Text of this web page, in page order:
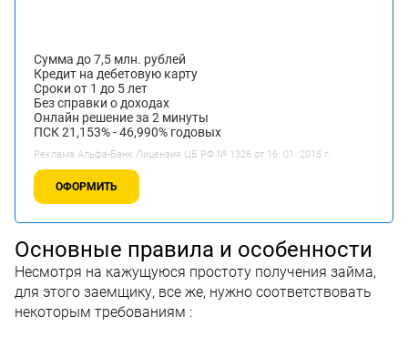
Сумма до 7,5 млн. рублей
Кредит на дебетовую карту
Сроки от 1 до 5 лет
Без справки о доходах
Онлайн решение за 2 минуты
ПСК 21,153% - 46,990% годовых
Реклама Альфа-Банк.Лицензия ЦБ РФ № 1326 от 16. 01. 2015 г.
ОФОРМИТЬ
Основные правила и особенности
Несмотря на кажущуюся простоту получения займа,
для этого заемщику, все же, нужно соответствовать
некоторым требованиям :